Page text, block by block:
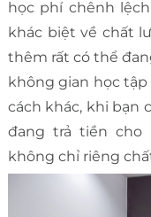
học phí chênh
khác biệt về chất
thêm rất có thể
không gian học
cách khác, khi bạn
đang trả tiền cho
không chỉ riêng